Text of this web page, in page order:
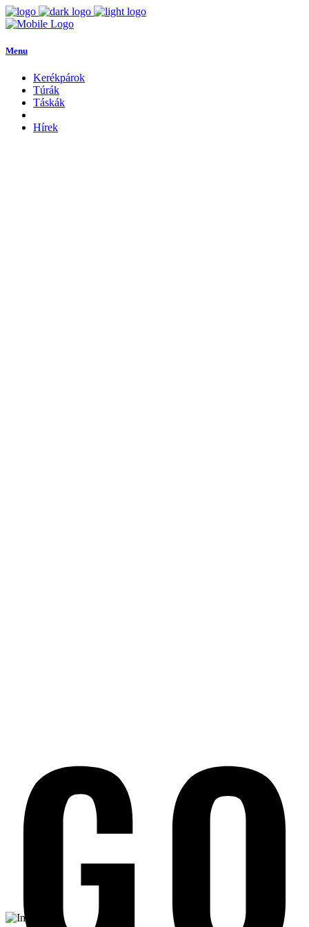
Menu
Kerékpárok
Túrák
Táskák
Hírek